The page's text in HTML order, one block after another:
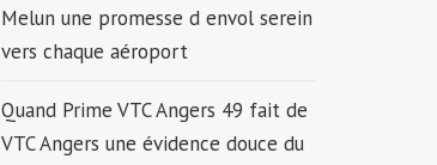
Melun une promesse d envol serein
vers chaque aéroport
Quand Prime VTC Angers 49 fait de
VTC Angers une évidence douce du